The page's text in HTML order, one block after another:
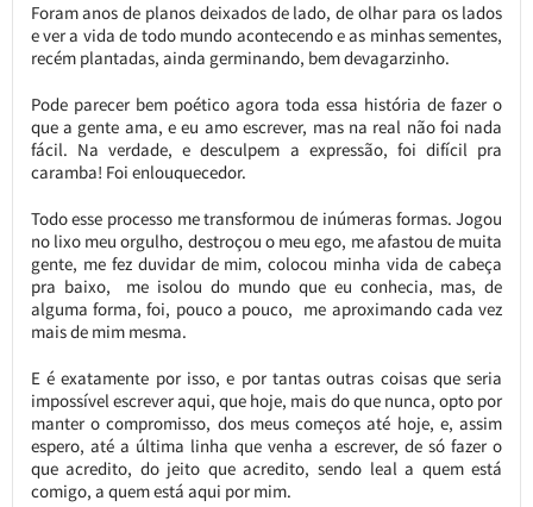
Foram anos de planos deixados de lado, de olhar para os lados
e ver a vida de todo mundo acontecendo e as minhas sementes,
recém plantadas, ainda germinando, bem devagarzinho.
Pode parecer bem poético agora toda essa história de fazer o
que a gente ama, e eu amo escrever, mas na real não foi nada
fácil. Na verdade, e desculpem a expressão, foi difícil pra
caramba! Foi enlouquecedor.
Todo esse processo me transformou de inúmeras formas. Jogou
no lixo meu orgulho, destroçou o meu ego, me afastou de muita
gente, me fez duvidar de mim, colocou minha vida de cabeça
pra baixo, me isolou do mundo que eu conhecia, mas, de
alguma forma, foi, pouco a pouco, me aproximando cada vez
mais de mim mesma.
E é exatamente por isso, e por tantas outras coisas que seria
impossível escrever aqui, que hoje, mais do que nunca, opto por
manter o compromisso, dos meus começos até hoje, e, assim
espero, até a última linha que venha a escrever, de só fazer o
que acredito, do jeito que acredito, sendo leal a quem está
comigo, a quem está aqui por mim.